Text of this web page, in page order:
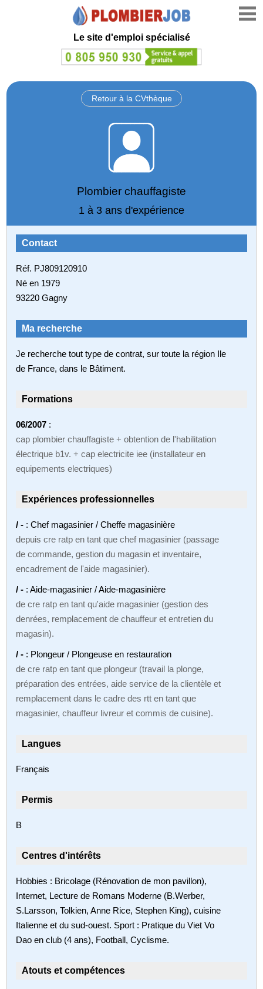
Le site d'emploi spécialisé
Retour à la CVthèque
Plombier chauffagiste
1 à 3 ans d'expérience
Contact
Réf. PJ809120910
Né en 1979
93220 Gagny
Ma recherche
Je recherche tout type de contrat, sur toute la région Ile
de France, dans le Bâtiment.
Formations
06/2007 :
cap plombier chauffagiste + obtention de l'habilitation
électrique b1v. + cap electricite iee (installateur en
equipements electriques)
Expériences professionnelles
/ - : Chef magasinier / Cheffe magasinière
depuis cre ratp en tant que chef magasinier (passage
de commande, gestion du magasin et inventaire,
encadrement de l'aide magasinier).
/ - : Aide-magasinier / Aide-magasinière
de cre ratp en tant qu'aide magasinier (gestion des
denrées, remplacement de chauffeur et entretien du
magasin).
/ - : Plongeur / Plongeuse en restauration
de cre ratp en tant que plongeur (travail la plonge,
préparation des entrées, aide service de la clientèle et
remplacement dans le cadre des rtt en tant que
magasinier, chauffeur livreur et commis de cuisine).
Langues
Français
Permis
B
Centres d'intérêts
Hobbies : Bricolage (Rénovation de mon pavillon),
Internet, Lecture de Romans Moderne (B.Werber,
S.Larsson, Tolkien, Anne Rice, Stephen King), cuisine
Italienne et du sud-ouest. Sport : Pratique du Viet Vo
Dao en club (4 ans), Football, Cyclisme.
Atouts et compétences